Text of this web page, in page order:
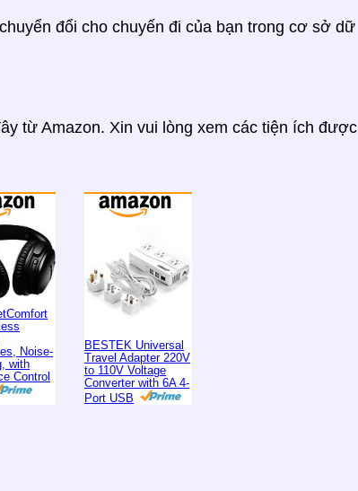
đổi cho chuyến đi của bạn trong cơ sở dữ
từ Amazon. Xin vui lòng xem các tiện ích được
Noise-
with
Control
BESTEK Universal
Travel Adapter 220V
to 110V Voltage
Converter with 6A 4-
Port USB